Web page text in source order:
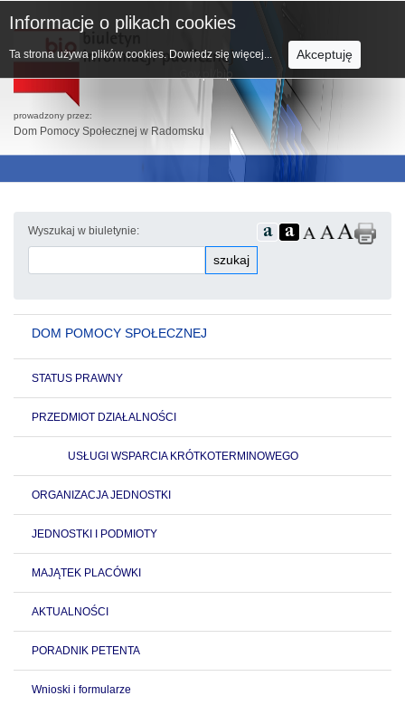
prowadzony przez:
Dom Pomocy Społecznej w Radomsku
Wyszukaj w biuletynie:
szukaj
DOM POMOCY SPOŁECZNEJ
STATUS PRAWNY
PRZEDMIOT DZIAŁALNOŚCI
USŁUGI WSPARCIA KRÓTKOTERMINOWEGO
ORGANIZACJA JEDNOSTKI
JEDNOSTKI I PODMIOTY
MAJĄTEK PLACÓWKI
AKTUALNOŚCI
PORADNIK PETENTA
Wnioski i formularze
Informacje o plikach cookies
Ta strona używa plików cookies. Dowiedz się więcej... Akceptuję